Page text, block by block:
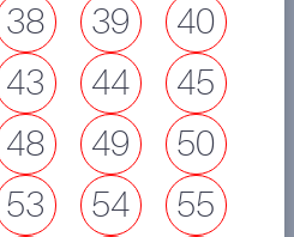
38 39
40
43 44
45
48 49
50
53 54
55